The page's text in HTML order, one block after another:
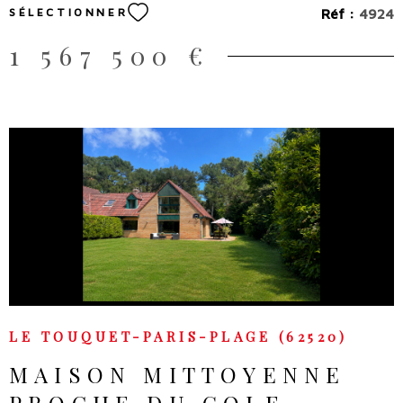
parfaire le confort quotidien.
SÉLECTIONNER Réf : 4924
1 567 500 €
LE TOUQUET-PARIS-PLAGE (62520)
MAISON MITTOYENNE
VOIR LE BIEN